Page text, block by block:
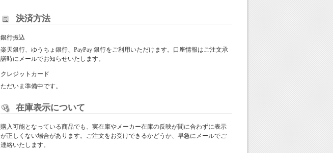
決済方法
銀行振込
楽天銀行、ゆうちょ銀行、PayPay 銀行をご利用いただけます。口座情報はご注文承
諾時にメールでお知らせいたします。
クレジットカード
ただいま準備中です。
在庫表示について
購入可能となっている商品でも、実在庫やメーカー在庫の反映が間に合わずに表示
が正しくない場合があります。ご注文をお受けできるかどうか、早急にメールでご
連絡いたします。